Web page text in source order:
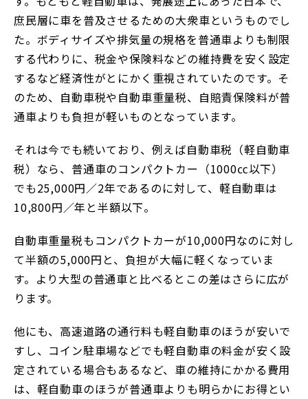
庶民層に車を普及させるための大衆車というものでし
た。ボディサイズや排気量の規格を普通車よりも制限
する代わりに、税金や保険料などの維持費を安く設定
するなど経済性がとにかく重視されていたのです。そ
のため、自動車税や自動車重量税、自賠責保険料が普
通車よりも負担が軽いものとなっています。
それは今でも続いており、例えば自動車税（軽自動車
税）なら、普通車のコンパクトカー（1000㏄以下）
でも25,000円／2年であるのに対して、軽自動車は
10,800円／年と半額以下。
自動車重量税もコンパクトカーが10,000円なのに対し
て半額の5,000円と、負担が大幅に軽くなっていま
す。より大型の普通車と比べるとこの差はさらに広が
ります。
他にも、高速道路の通行料も軽自動車のほうが安いで
すし、コイン駐車場などでも軽自動車の料金が安く設
定されている場合もあるなど、車の維持にかかる費用
は、軽自動車のほうが普通車よりも明らかにお得とい